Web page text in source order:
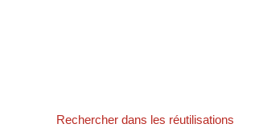
Rechercher dans les réutilisations